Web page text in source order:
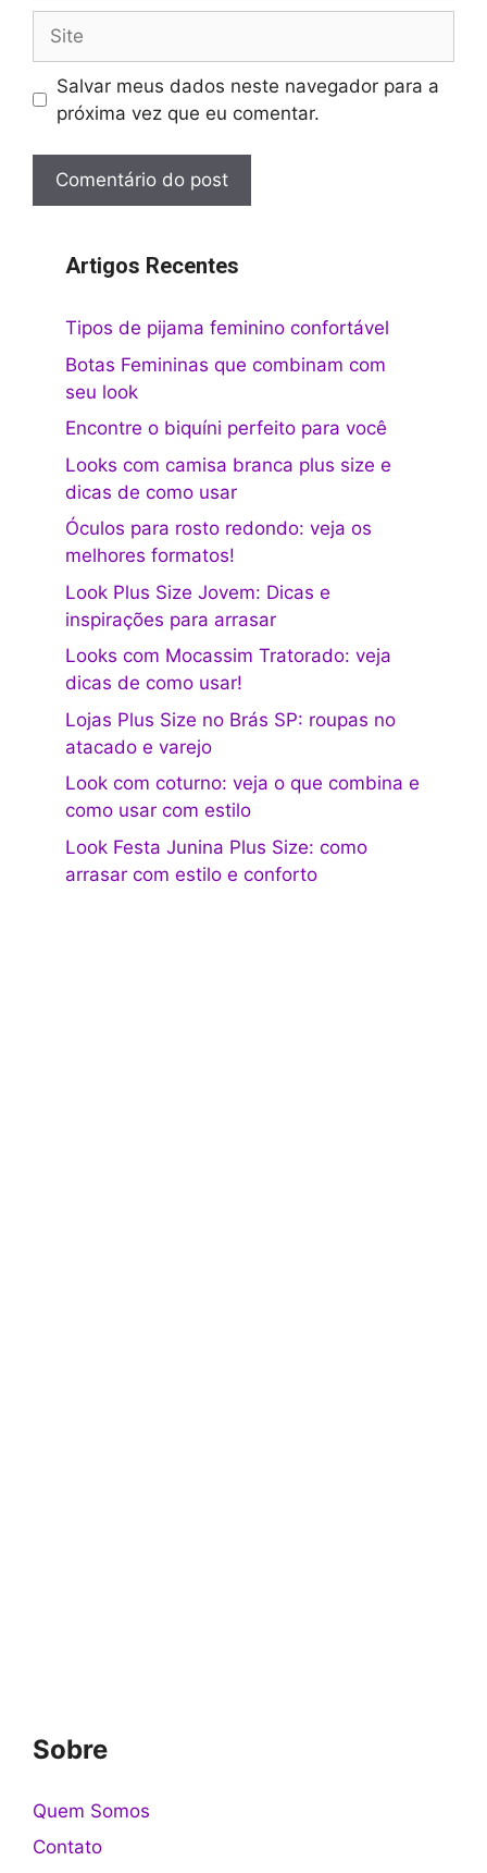
Salvar meus dados neste navegador para a
próxima vez que eu comentar.
Artigos Recentes
Tipos de pijama feminino confortável
Botas Femininas que combinam com
seu look
Encontre o biquíni perfeito para você
Looks com camisa branca plus size e
dicas de como usar
Óculos para rosto redondo: veja os
melhores formatos!
Look Plus Size Jovem: Dicas e
inspirações para arrasar
Looks com Mocassim Tratorado: veja
dicas de como usar!
Lojas Plus Size no Brás SP: roupas no
atacado e varejo
Look com coturno: veja o que combina e
como usar com estilo
Look Festa Junina Plus Size: como
arrasar com estilo e conforto
Sobre
Quem Somos
Contato